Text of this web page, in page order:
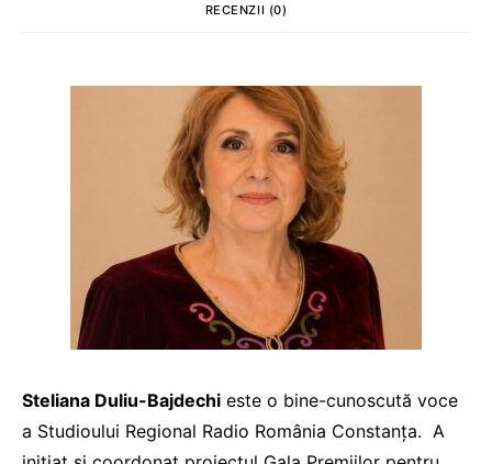
RECENZII (0)
Steliana Duliu-Bajdechi este o bine-cunoscută voce
a Studioului Regional Radio România Constanța. A